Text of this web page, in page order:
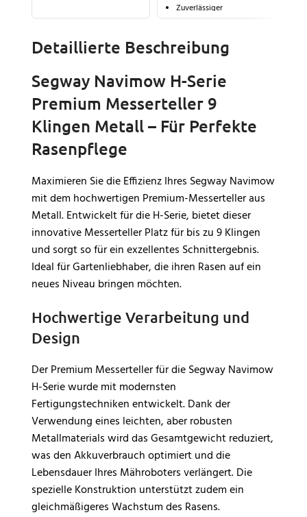
Einsatz.
Stabile Unterlage für
Ladestation und ein
aufgeräumtes
Erscheinungsbild.
Pflegeleicht & vielseitig–
Einfach zu reinigen und
ideal für alle Mähroboter-
Garagen und
Zuverlässiger
Witterungsschutzvor
Schmutz
ABS, Aluminium und
stabil
Praktisches
Detaillierte Beschreibung
Segway Navimow H-Serie
Premium Messerteller 9
Klingen Metall – Für Perfekte
Rasenpflege
Maximieren Sie die Effizienz Ihres Segway Navimow
mit dem hochwertigen Premium-Messerteller aus
Metall. Entwickelt für die H-Serie, bietet dieser
innovative Messerteller Platz für bis zu 9 Klingen
und sorgt so für ein exzellentes Schnittergebnis.
Ideal für Gartenliebhaber, die ihren Rasen auf ein
neues Niveau bringen möchten.
Hochwertige Verarbeitung und
Design
Der Premium Messerteller für die Segway Navimow
H-Serie wurde mit modernsten
Fertigungstechniken entwickelt. Dank der
Verwendung eines leichten, aber robusten
Metallmaterials wird das Gesamtgewicht reduziert,
was den Akkuverbrauch optimiert und die
Lebensdauer Ihres Mähroboters verlängert. Die
spezielle Konstruktion unterstützt zudem ein
gleichmäßigeres Wachstum des Rasens.